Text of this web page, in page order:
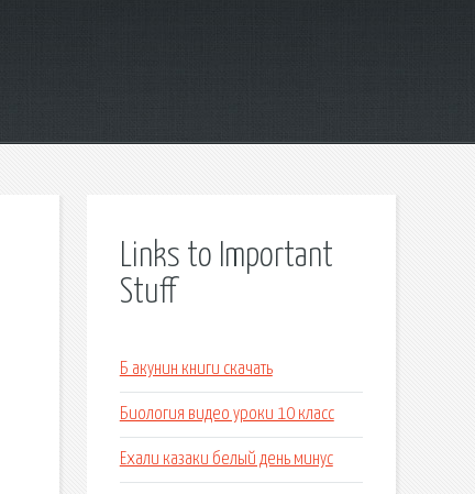
Links to Important
Stuff
Б акунин книги скачать
Биология видео уроки 10 класс
Ехали казаки белый день минус